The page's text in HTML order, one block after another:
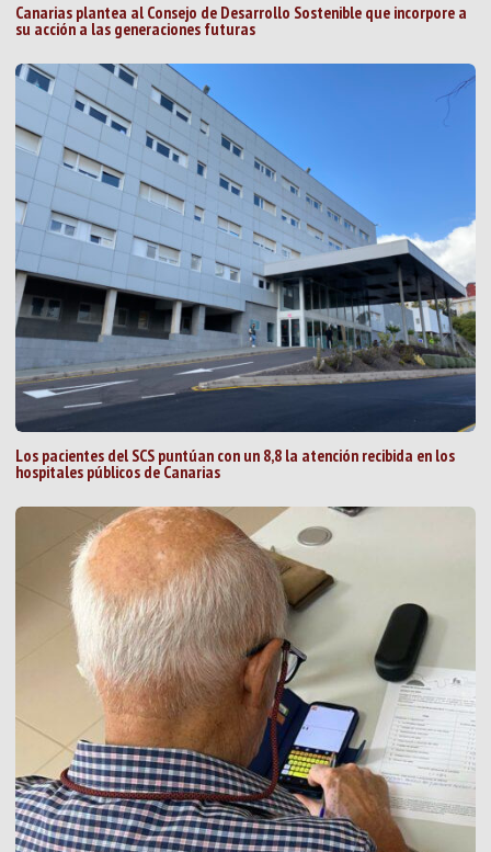
Canarias plantea al Consejo de Desarrollo Sostenible que incorpore a
su acción a las generaciones futuras
Los pacientes del SCS puntúan con un 8,8 la atención recibida en los
hospitales públicos de Canarias